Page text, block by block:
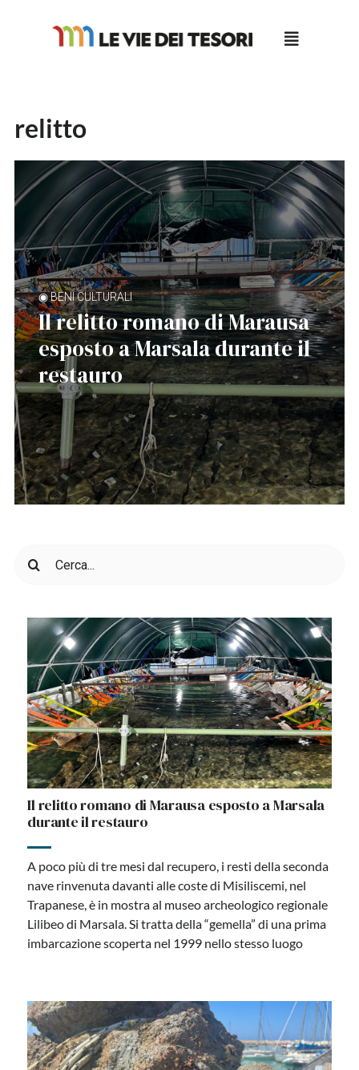
relitto
◉ BENI CULTURALI
Il relitto romano di Marausa
esposto a Marsala durante il
restauro
per:
Il relitto romano di Marausa esposto a Marsala
durante il restauro
A poco più di tre mesi dal recupero, i resti della seconda
nave rinvenuta davanti alle coste di Misiliscemi, nel
Trapanese, è in mostra al museo archeologico regionale
Lilibeo di Marsala. Si tratta della “gemella” di una prima
imbarcazione scoperta nel 1999 nello stesso luogo